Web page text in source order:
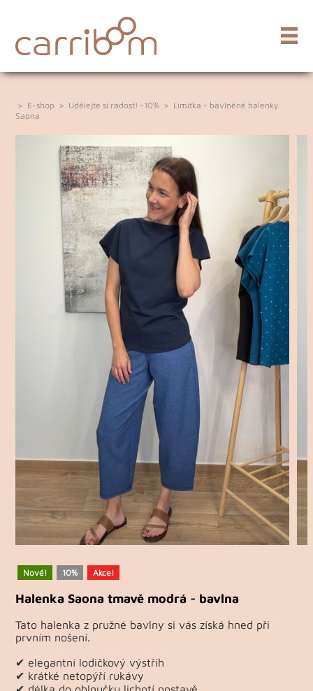
> E-shop > Udělejte si radost! -10% > Limitka - bavlněné halenky
Saona
Nové! 10% Akce!
Halenka Saona tmavě modrá - bavlna
Tato halenka z pružné bavlny si vás získá hned při
prvním nošení.
✔ elegantní lodičkový výstřih
✔ krátké netopýří rukávy